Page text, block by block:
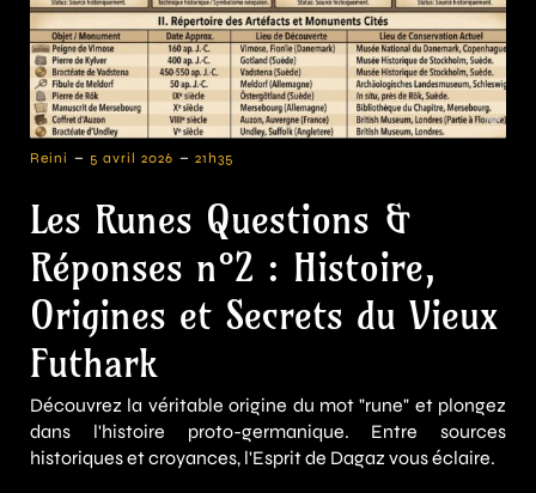
Reini - 5 avril 2026 - 21h35
Les Runes Questions &
Réponses n°2 : Histoire,
Origines et Secrets du Vieux
Futhark
Découvrez la véritable origine du mot "rune" et plongez
dans l'histoire proto-germanique. Entre sources
historiques et croyances, l'Esprit de Dagaz vous éclaire.